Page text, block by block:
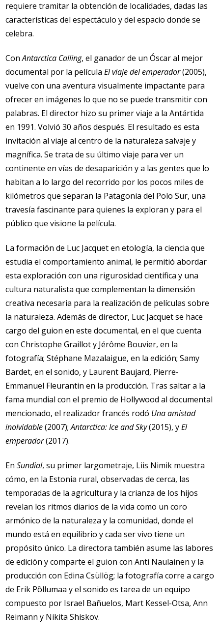
requiere tramitar la obtención de localidades, dadas las
características del espectáculo y del espacio donde se
celebra.
ConAntarctica Calling, el ganador de un Óscar al mejor
documental por la películaEl viaje del emperador(2005),
vuelve con una aventura visualmente impactante para
ofrecer en imágenes lo que no se puede transmitir con
palabras. El director hizo su primer viaje a la Antártida
en 1991. Volvió 30 años después. El resultado es esta
invitación al viaje al centro de la naturaleza salvaje y
magnífica. Se trata de su último viaje para ver un
continente en vías de desaparición y a las gentes que lo
habitan a lo largo del recorrido por los pocos miles de
kilómetros que separan la Patagonia del Polo Sur, una
travesía fascinante para quienes la exploran y para el
público que visione la película.
La formación de Luc Jacquet en etología, la ciencia que
estudia el comportamiento animal, le permitió abordar
esta exploración con una rigurosidad científica y una
cultura naturalista que complementan la dimensión
creativa necesaria para la realización de películas sobre
la naturaleza. Además de director, Luc Jacquet se hace
cargo del guion en este documental, en el que cuenta
con Christophe Graillot y Jérôme Bouvier, en la
fotografía; Stéphane Mazalaigue, en la edición; Samy
Bardet, en el sonido, y Laurent Baujard, Pierre-
Emmanuel Fleurantin en la producción. Tras saltar a la
fama mundial con el premio de Hollywood al documental
mencionado, el realizador francés rodó Una amistad
inolvidable(2007);Antarctica: Ice and Sky(2015), yEl
emperador(2017).
EnSundial, su primer largometraje, Liis Nimik muestra
cómo, en la Estonia rural, observadas de cerca, las
temporadas de la agricultura y la crianza de los hijos
revelan los ritmos diarios de la vida como un coro
armónico de la naturaleza y la comunidad, donde el
mundo está en equilibrio y cada ser vivo tiene un
propósito único. La directora también asume las labores
de edición y comparte el guion con Anti Naulainen y la
producción con Edina Csüllög; la fotografía corre a cargo
de Erik Põllumaa y el sonido es tarea de un equipo
compuesto por Israel Bañuelos, Mart Kessel-Otsa, Ann
Reimann y Nikita Shiskov.